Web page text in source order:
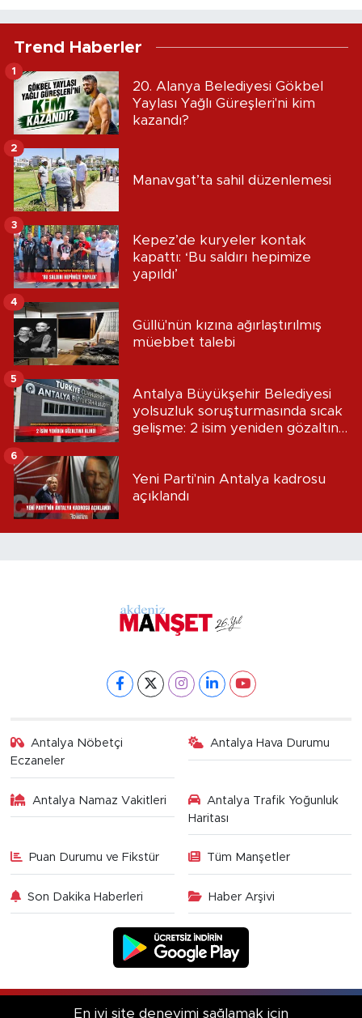
Trend Haberler
20. Alanya Belediyesi Gökbel
Yaylası Yağlı Güreşleri'ni kim
kazandı?
1
Manavgat’ta sahil düzenlemesi
2
Kepez’de kuryeler kontak
kapattı: ‘Bu saldırı hepimize
yapıldı’
3
Güllü'nün kızına ağırlaştırılmış
müebbet talebi
4
Antalya Büyükşehir Belediyesi
yolsuzluk soruşturmasında sıcak
gelişme: 2 isim yeniden gözaltına
5
Yeni Parti'nin Antalya kadrosu
açıklandı
6
Antalya Nöbetçi
Eczaneler
Antalya Hava Durumu
Antalya Namaz Vakitleri
Antalya Trafik Yoğunluk
Haritası
Puan Durumu ve Fikstür Tüm Manşetler
Son Dakika Haberleri Haber Arşivi
RSS Copyright © 2025. Her hakkı saklıdır.
En iyi site deneyimi sağlamak için